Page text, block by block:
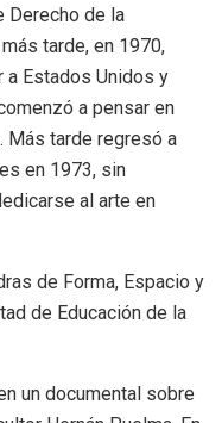
Derecho de la
tarde, en 1970,
a Estados Unidos y
a pensar en
Más tarde regresó a
en 1973, sin
al arte en
de Forma, Espacio y
de Educación de la
un documental sobre